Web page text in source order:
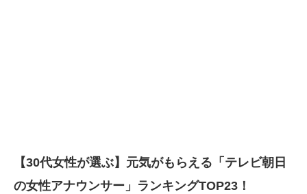
【30代女性が選ぶ】元気がもらえる「テレビ朝日
の女性アナウンサー」ランキングTOP23！